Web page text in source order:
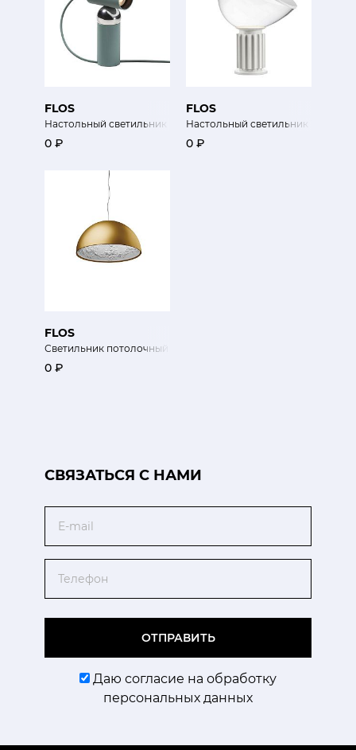
FLOS
Настольный светильник Bilboquet
0 ₽
FLOS
Настольный светильник Taccia
0 ₽
FLOS
Светильник потолочный Skygarden
0 ₽
CВЯЗАТЬСЯ С НАМИ
ОТПРАВИТЬ
Даю согласие на обработку
персональных данных